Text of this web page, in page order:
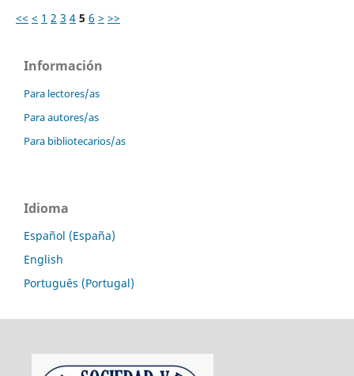
<< < 1 2 3 4 5 6 > >>
Información
Para lectores/as
Para autores/as
Para bibliotecarios/as
Idioma
Español (España)
English
Português (Portugal)